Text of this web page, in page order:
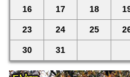
16 17 18
23 24 25
30 31